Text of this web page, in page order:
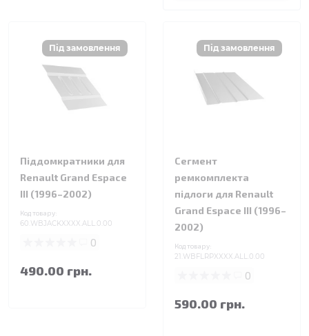
Піддомкратники для
Renault Grand Espace
III (1996–2002)
Код товару:
60.WBJACKXXXX.ALL.0.00
0
490.00 грн.
Сегмент
ремкомплекта
підлоги для Renault
Grand Espace III (1996–
2002)
Код товару:
21.WBFLRPXXXX.ALL.0.00
0
590.00 грн.